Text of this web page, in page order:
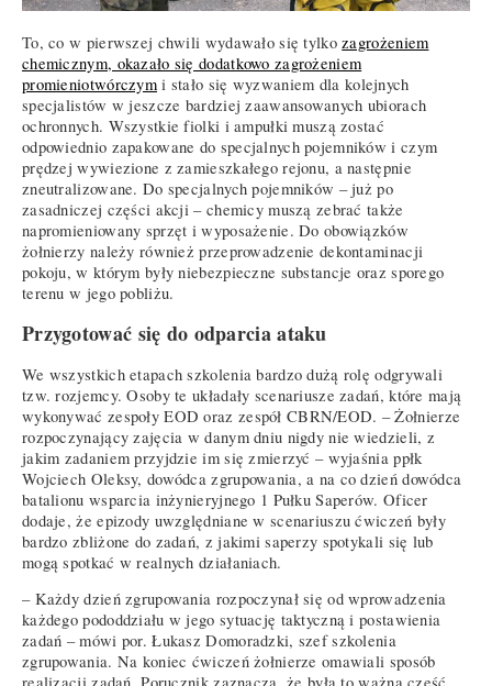
To, co w pierwszej chwili wydawało się tylkozagrożeniem
chemicznym, okazało się dodatkowo zagrożeniem
promieniotwórczym i stało się wyzwaniem dla kolejnych
specjalistów w jeszcze bardziej zaawansowanych ubiorach
ochronnych. Wszystkie fiolki i ampułki muszą zostać
odpowiednio zapakowane do specjalnych pojemników i czym
prędzej wywiezione z zamieszkałego rejonu, a następnie
zneutralizowane. Do specjalnych pojemników – już po
zasadniczej części akcji – chemicy muszą zebrać także
napromieniowany sprzęt i wyposażenie. Do obowiązków
żołnierzy należy również przeprowadzenie dekontaminacji
pokoju, w którym były niebezpieczne substancje oraz sporego
terenu w jego pobliżu.
Przygotować się do odparcia ataku
We wszystkich etapach szkolenia bardzo dużą rolę odgrywali
tzw. rozjemcy. Osoby te układały scenariusze zadań, które mają
wykonywać zespoły EOD oraz zespół CBRN/EOD. – Żołnierze
rozpoczynający zajęcia w danym dniu nigdy nie wiedzieli, z
jakim zadaniem przyjdzie im się zmierzyć – wyjaśnia ppłk
Wojciech Oleksy, dowódca zgrupowania, a na co dzień dowódca
batalionu wsparcia inżynieryjnego 1 Pułku Saperów. Oficer
dodaje, że epizody uwzględniane w scenariuszu ćwiczeń były
bardzo zbliżone do zadań, z jakimi saperzy spotykali się lub
mogą spotkać w realnych działaniach.
– Każdy dzień zgrupowania rozpoczynał się od wprowadzenia
każdego pododdziału w jego sytuację taktyczną i postawienia
zadań – mówi por. Łukasz Domoradzki, szef szkolenia
zgrupowania. Na koniec ćwiczeń żołnierze omawiali sposób